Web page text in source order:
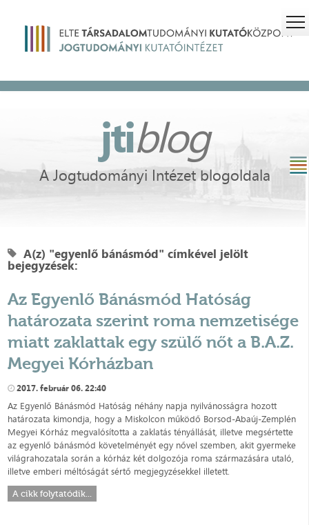
jtiblog
A Jogtudományi Intézet blogoldala
A(z) "egyenlő bánásmód" címkével jelölt
bejegyzések:
Az Egyenlő Bánásmód Hatóság
határozata szerint roma nemzetisége
miatt zaklattak egy szülő nőt a B.A.Z.
Megyei Kórházban
2017. február 06. 22:40
Az Egyenlő Bánásmód Hatóság néhány napja nyilvánosságra hozott
határozata kimondja, hogy a Miskolcon működő Borsod-Abaúj-Zemplén
Megyei Kórház megvalósította a zaklatás tényállását, illetve megsértette
az egyenlő bánásmód követelményét egy nővel szemben, akit gyermeke
világrahozatala során a kórház két dolgozója roma származására utaló,
illetve emberi méltóságát sértő megjegyzésekkel illetett.
A cikk folytatódik...